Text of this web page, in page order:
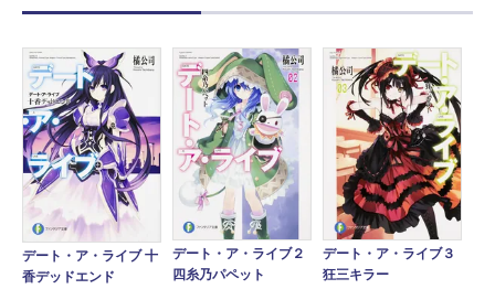
デート・ア・ライブ 十
香デッドエンド
デート・ア・ライブ２
四糸乃パペット
デート・ア・ライブ３
狂三キラー